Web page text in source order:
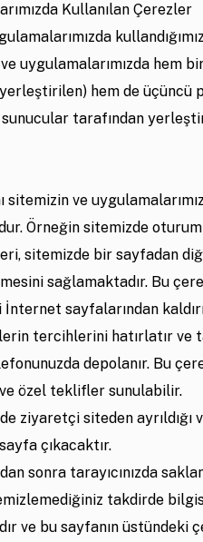
Kullanılan Çerezler
uygulamalarımızda hem
hem de üçüncü
tarafından
ve
Örneğin sitemizde oturum
sitemizde bir sayfadan
sağlamaktadır. Bu
sayfalarından
tercihlerini hatırlatır ve
depolanır. Bu
özel teklifler sunulabilir.
ziyaretçi siteden ayrıldığı
çıkacaktır.
sonra tarayıcınızda
takdirde
ve bu sayfanın üstündeki